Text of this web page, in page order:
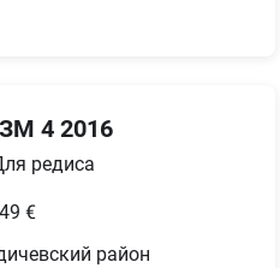
4 2016
редиса
€
район